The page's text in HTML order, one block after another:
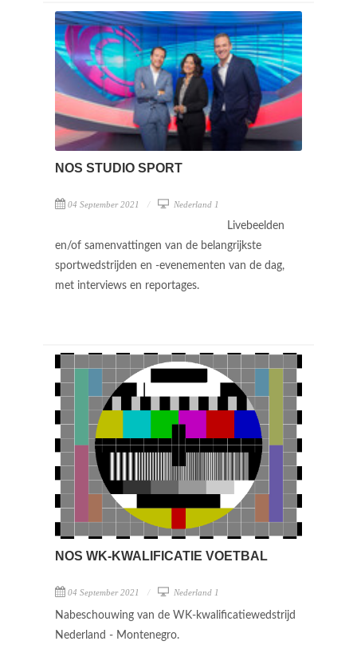
NOS STUDIO SPORT
04 September 2021 Nederland 1
Livebeelden
en/of samenvattingen van de belangrijkste
sportwedstrijden en -evenementen van de dag,
met interviews en reportages.
NOS WK-KWALIFICATIE VOETBAL
04 September 2021 Nederland 1
Nabeschouwing van de WK-kwalificatiewedstrijd
Nederland - Montenegro.